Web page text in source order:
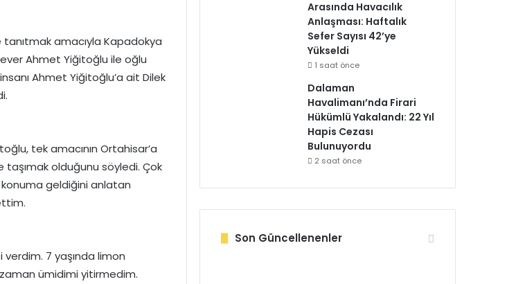
tanıtmak amacıyla Kapadokya
Ahmet Yiğitoğlu ile oğlu
Ahmet Yiğitoğlu’a ait Dilek
tek amacının Ortahisar’a
taşımak olduğunu söyledi. Çok
konuma geldiğini anlatan
7 yaşında limon
ümidimi yitirmedim.
Arasında Havacılık
Anlaşması: Haftalık
Sefer Sayısı 42’ye
Yükseldi
1 saat önce
Dalaman
Havalimanı’nda Firari
Hükümlü Yakalandı: 22 Yıl
Hapis Cezası
Bulunuyordu
2 saat önce
Son Güncellenenler